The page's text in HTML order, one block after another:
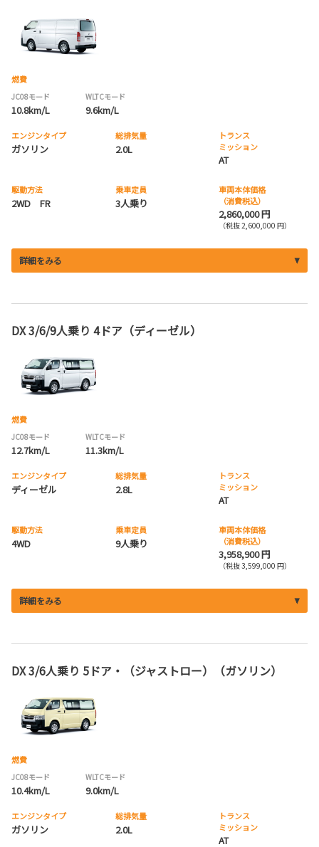
燃費
JC08モード
10.8km/L
WLTCモード
9.6km/L
エンジンタイプ
ガソリン
総排気量
2.0L
トランス
ミッション
AT
駆動方法
2WD FR
乗車定員
3人乗り
車両本体価格
（消費税込）
2,860,000 円
（税抜 2,600,000 円）
詳細をみる
DX 3/6/9人乗り 4ドア（ディーゼル）
燃費
JC08モード
12.7km/L
WLTCモード
11.3km/L
エンジンタイプ
ディーゼル
総排気量
2.8L
トランス
ミッション
AT
駆動方法
4WD
乗車定員
9人乗り
車両本体価格
（消費税込）
3,958,900 円
（税抜 3,599,000 円）
詳細をみる
DX 3/6人乗り 5ドア・（ジャストロー）（ガソリン）
燃費
JC08モード
10.4km/L
WLTCモード
9.0km/L
エンジンタイプ
ガソリン
総排気量
2.0L
トランス
ミッション
AT